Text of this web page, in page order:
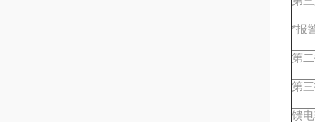
*报
第
第
馈